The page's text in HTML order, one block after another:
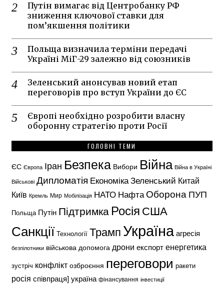
Путін вимагає від Центробанку РФ
зниження ключової ставки для
пом’якшення політики
Польща визначила терміни передачі
Україні МіГ-29 залежно від союзників
Зеленський анонсував новий етап
переговорів про вступ України до ЄС
Європі необхідно розробити власну
оборонну стратегію проти Росії
ГОЛОВНІ ТЕМИ
ЄС Європа Іран Безпека Вибори Війна Війна в Україні
Військові Дипломатія ЕкономікаЗеленський Китай
Київ Кремль Мир Мобілізація НАТО НафтаОборона ПУП
Польща Путін Підтримка РосіяСША
Санкції Технології ТрампУкраїнаагресія
безпілотники військова допомога дрони експорт енергетика
зустріч конфлікт озброєння переговори ракети
росія співпраця] україна фінансування інвестиції